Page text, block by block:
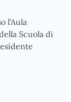
l'Aula
Scuola di